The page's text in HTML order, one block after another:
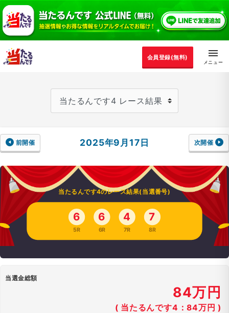
会員登録(無料)
前開催 2025年9月17日 次開催
当たるんです4のレース結果(当選番号)
6
5R
6
6R
4
7R
7
8R
当選金総額
84万円
( 当たるんです4：84万円 )